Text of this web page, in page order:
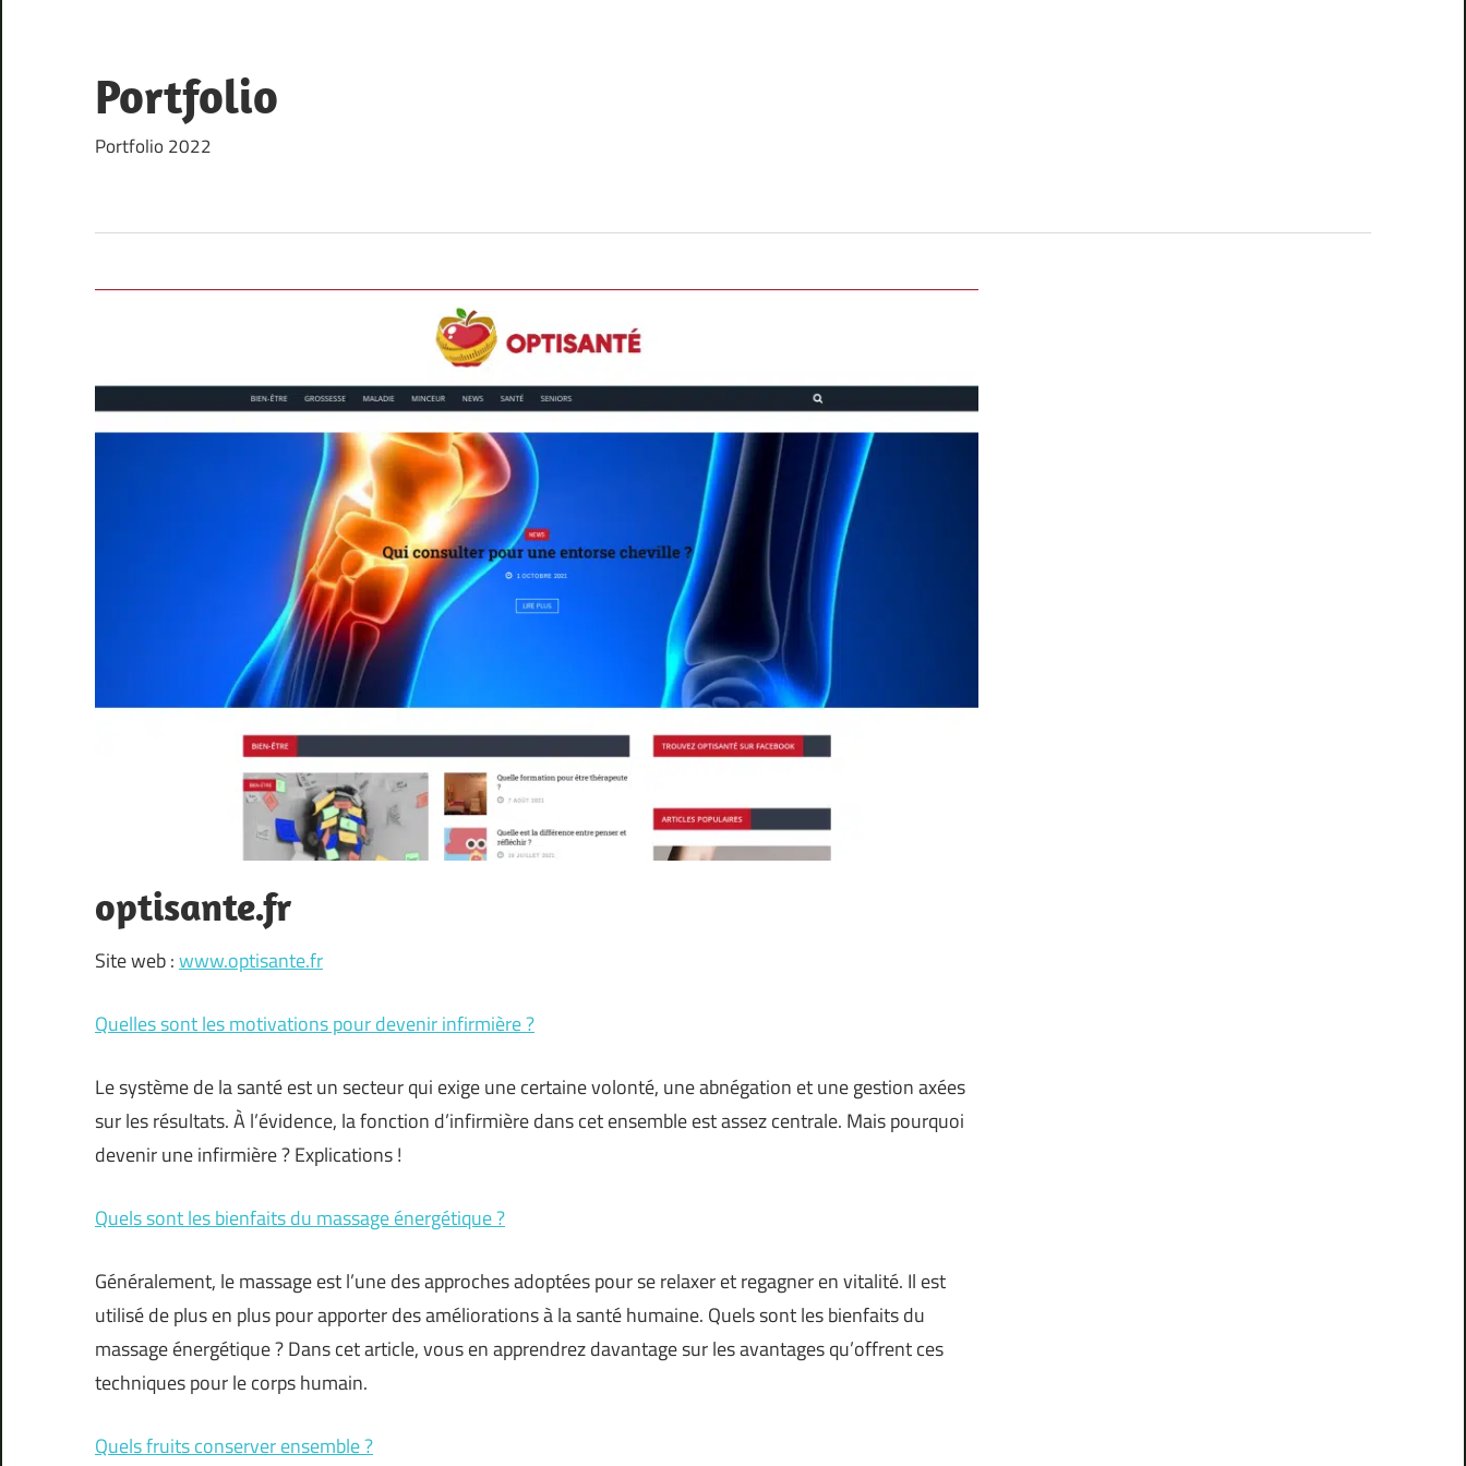
content
Portfolio
Portfolio 2022
optisante.fr
Site web :www.optisante.fr
Quelles sont les motivations pour devenir infirmière ?
Le système de la santé est un secteur qui exige une certaine volonté, une abnégation et une gestion axées
sur les résultats. À l’évidence, la fonction d’infirmière dans cet ensemble est assez centrale. Mais pourquoi
devenir une infirmière ? Explications !
Quels sont les bienfaits du massage énergétique ?
Généralement, le massage est l’une des approches adoptées pour se relaxer et regagner en vitalité. Il est
utilisé de plus en plus pour apporter des améliorations à la santé humaine. Quels sont les bienfaits du
massage énergétique ? Dans cet article, vous en apprendrez davantage sur les avantages qu’offrent ces
techniques pour le corps humain.
Quels fruits conserver ensemble ?